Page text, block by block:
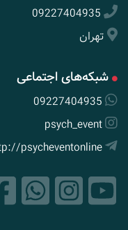
09227404935
تهران
شبکه‌های اجتماعی
09227404935
psych_event
psycheventonline